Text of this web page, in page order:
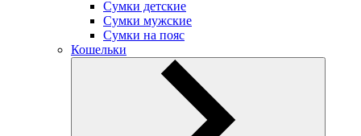
Сумки детские
Сумки мужские
Сумки на пояс
Кошельки